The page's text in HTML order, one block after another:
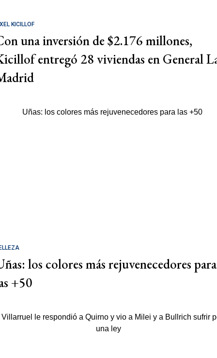
KICILLOF
una inversión de $2.176 millones,
entregó 28 viviendas en General
los colores más rejuvenecedores para
+50